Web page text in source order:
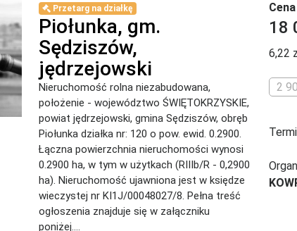
Przetarg na działkę
Piołunka, gm.
Sędziszów,
jędrzejowski
Nieruchomość rolna niezabudowana,
położenie - województwo ŚWIĘTOKRZYSKIE,
powiat jędrzejowski, gmina Sędziszów, obręb
Piołunka działka nr: 120 o pow. ewid. 0.2900.
Łączna powierzchnia nieruchomości wynosi
0.2900 ha, w tym w użytkach (RIIIb/R - 0,2900
ha). Nieruchomość ujawniona jest w księdze
wieczystej nr KI1J/00048027/8. Pełna treść
ogłoszenia znajduje się w załączniku
poniżej....
18
6,22
2